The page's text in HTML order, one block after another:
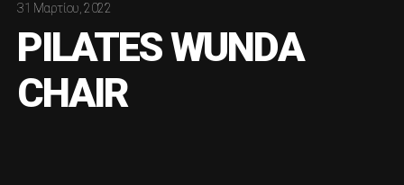
31 Μαρτίου, 2022
PILATES WUNDA
CHAIR